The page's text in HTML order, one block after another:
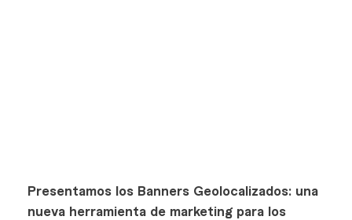
Presentamos los Banners Geolocalizados: una
nueva herramienta de marketing para los